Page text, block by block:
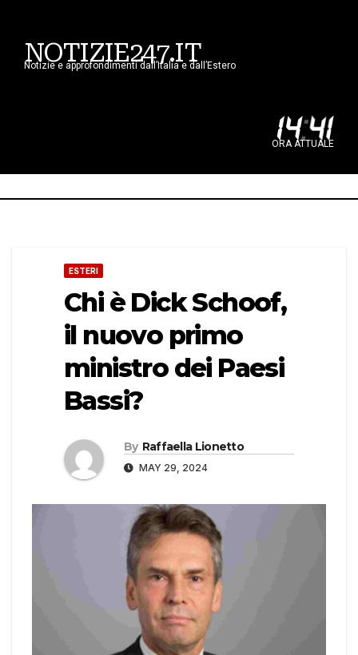
NOTIZIE247.IT
Notizie e approfondimenti dall’Italia e dall’Estero
14:41
ORA ATTUALE
ESTERI
Chi è Dick Schoof,
il nuovo primo
ministro dei Paesi
Bassi?
By Raffaella Lionetto
MAY 29, 2024